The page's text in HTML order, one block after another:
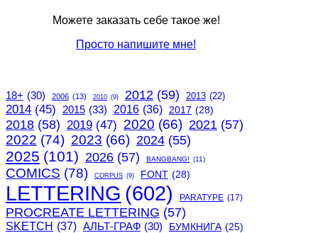
Можете заказать себе такое же!
Просто напишите мне!
18+ (30) 2006 (13) 2010 (9) 2012 (59) 2013 (22)
2014 (45) 2015 (33) 2016 (36) 2017 (28)
2018 (58) 2019 (47) 2020 (66) 2021 (57)
2022 (74) 2023 (66) 2024 (55)
2025 (101) 2026 (57) BANGBANG! (11)
COMICS (78) CORPUS (9) FONT (28)
LETTERING (602) PARATYPE (17)
PROCREATE LETTERING (57)
SKETCH (37) АЛЬТ-ГРАФ (30) БУМКНИГА (25)